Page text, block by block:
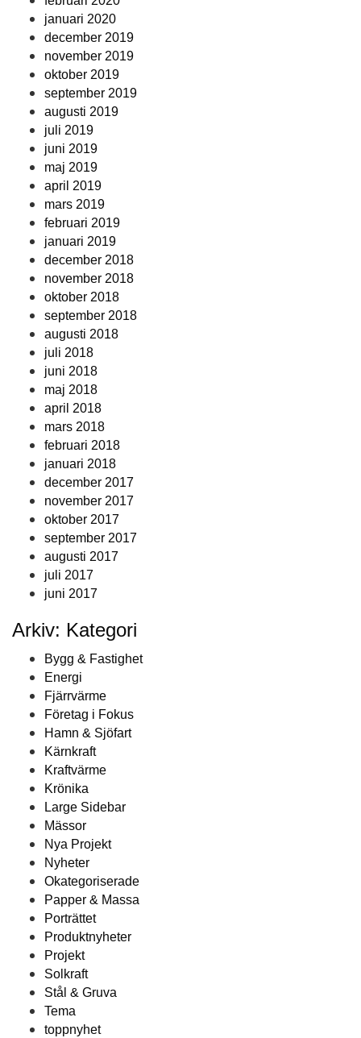
januari 2020
december 2019
november 2019
oktober 2019
september 2019
augusti 2019
juli 2019
juni 2019
maj 2019
april 2019
mars 2019
februari 2019
januari 2019
december 2018
november 2018
oktober 2018
september 2018
augusti 2018
juli 2018
juni 2018
maj 2018
april 2018
mars 2018
februari 2018
januari 2018
december 2017
november 2017
oktober 2017
september 2017
augusti 2017
juli 2017
juni 2017
Arkiv: Kategori
Bygg & Fastighet
Energi
Fjärrvärme
Företag i Fokus
Hamn & Sjöfart
Kärnkraft
Kraftvärme
Krönika
Large Sidebar
Mässor
Nya Projekt
Nyheter
Okategoriserade
Papper & Massa
Porträttet
Produktnyheter
Projekt
Solkraft
Stål & Gruva
Tema
toppnyhet